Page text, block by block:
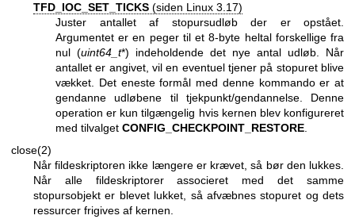
TFD_IOC_SET_TICKS (siden Linux 3.17)
Juster antallet af stopursudløb der er opstået.
Argumentet er en peger til et 8-byte heltal forskellige fra
nul (uint64_t*) indeholdende det nye antal udløb. Når
antallet er angivet, vil en eventuel tjener på stopuret blive
vækket. Det eneste formål med denne kommando er at
gendanne udløbene til tjekpunkt/gendannelse. Denne
operation er kun tilgængelig hvis kernen blev konfigureret
med tilvalget CONFIG_CHECKPOINT_RESTORE.
close(2)
Når fildeskriptoren ikke længere er krævet, så bør den lukkes.
Når alle fildeskriptorer associeret med det samme
stopursobjekt er blevet lukket, så afvæbnes stopuret og dets
ressurcer frigives af kernen.